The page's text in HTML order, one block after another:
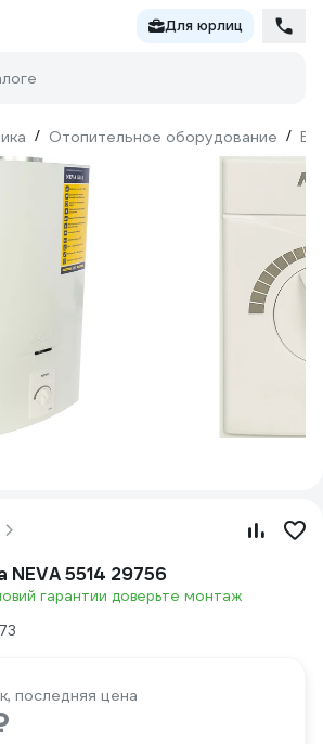
Для юрлиц
/ Отопительное оборудование /
NEVA 5514 29756
гарантии доверьте монтаж
последняя цена